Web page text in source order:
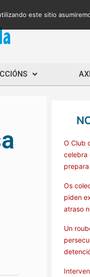
O Club
celebra
Os
piden
atraso
Un
este sitio